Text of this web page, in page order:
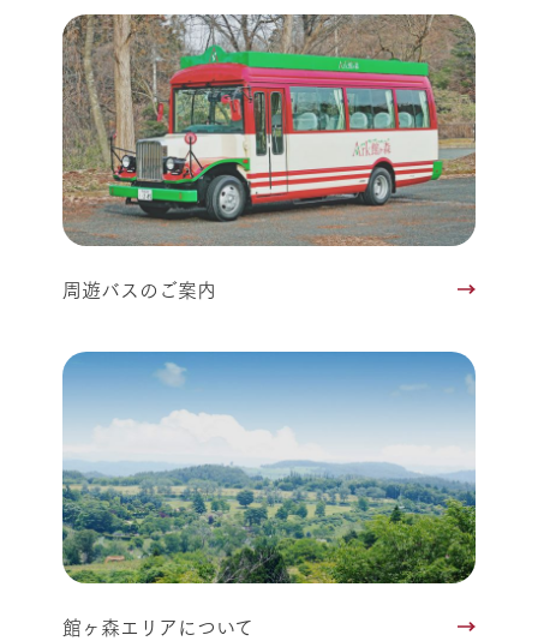
周遊バスのご案内
館ヶ森エリアについて